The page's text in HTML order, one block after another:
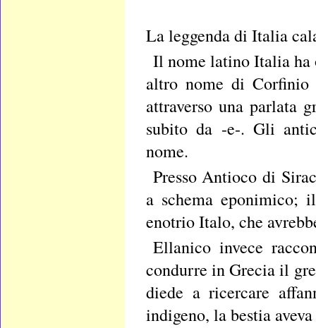
La leggenda di Italia
Il nome latino Italia ha
altro nome di
attraverso una parlata
subito da -e-. Gli
nome.
Presso Antioco di
a schema eponimico;
enotrio Italo, che
Ellanico invece
condurre in Grecia il
diede a ricercare
indigeno, la bestia